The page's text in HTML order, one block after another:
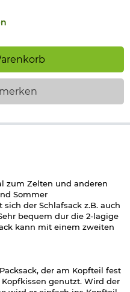
merken
zum Zelten und anderen
Sommer
der Schlafsack z.B. auch
bequem dur die 2-lagige
kann mit einem zweiten
der am Kopfteil fest
genutzt. Wird der